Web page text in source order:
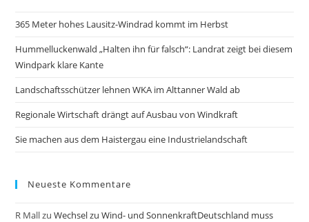
365 Meter hohes Lausitz-Windrad kommt im Herbst
Hummelluckenwald „Halten ihn für falsch“: Landrat zeigt bei diesem
Windpark klare Kante
Landschaftsschützer lehnen WKA im Alttanner Wald ab
Regionale Wirtschaft drängt auf Ausbau von Windkraft
Sie machen aus dem Haistergau eine Industrielandschaft
Neueste Kommentare
R MallzuWechsel zu Wind- und SonnenkraftDeutschland muss